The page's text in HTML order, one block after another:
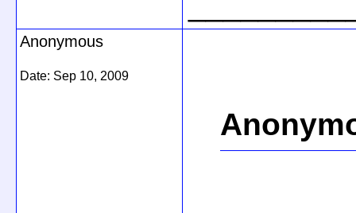
Anonymous
Date: Sep 10, 2009